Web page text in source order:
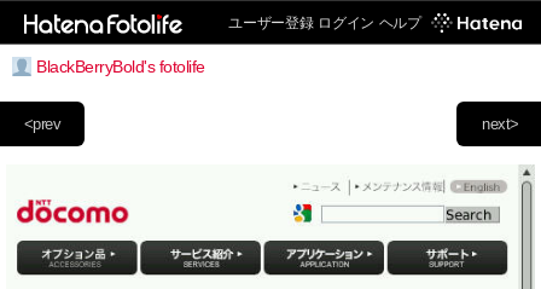
ユーザー登録 ログイン ヘルプ
BlackBerryBold's fotolife
next>
<prev